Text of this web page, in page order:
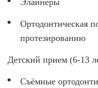
Элайнеры
Ортодонтическая
протезированию
Детский прием (6-13
Съёмные